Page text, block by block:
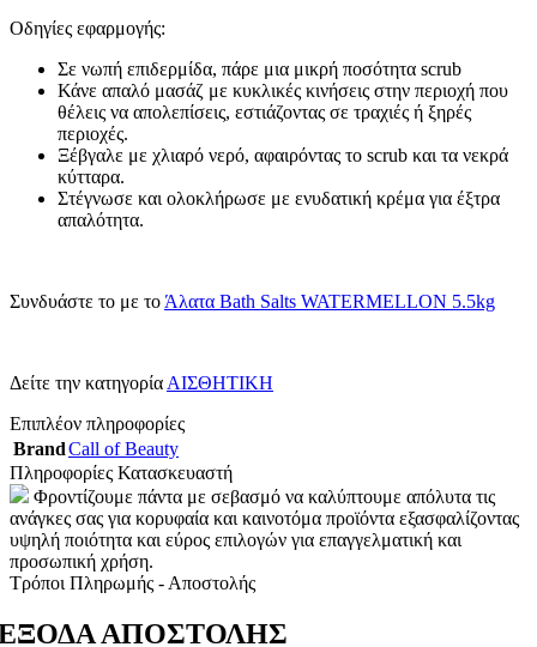
Οδηγίες εφαρμογής:
Σε νωπή επιδερμίδα, πάρε μια μικρή ποσότητα scrub
Κάνε απαλό μασάζ με κυκλικές κινήσεις στην περιοχή που
θέλεις να απολεπίσεις, εστιάζοντας σε τραχιές ή ξηρές
περιοχές.
Ξέβγαλε με χλιαρό νερό, αφαιρόντας το scrub και τα νεκρά
κύτταρα.
Στέγνωσε και ολοκλήρωσε με ενυδατική κρέμα για έξτρα
απαλότητα.
Συνδυάστε το με το Άλατα Bath Salts WATERMELLON 5.5kg
Δείτε την κατηγορία ΑΙΣΘΗΤΙΚΗ
Επιπλέον πληροφορίες
BrandCall of Beauty
Πληροφορίες Κατασκευαστή
Φροντίζουμε πάντα με σεβασμό να καλύπτουμε απόλυτα τις
ανάγκες σας για κορυφαία και καινοτόμα προϊόντα εξασφαλίζοντας
υψηλή ποιότητα και εύρος επιλογών για επαγγελματική και
προσωπική χρήση.
Τρόποι Πληρωμής - Αποστολής
ΑΠΟΣΤΟΛΗΣ